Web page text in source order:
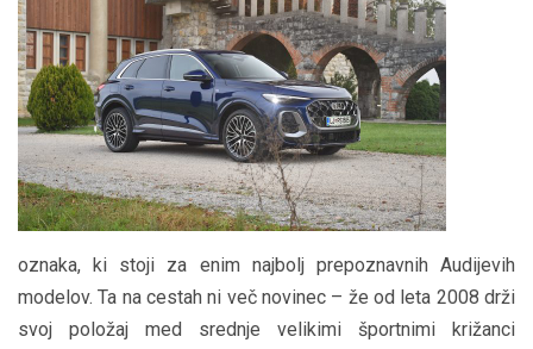
oznaka, ki stoji za enim najbolj prepoznavnih Audijevih
modelov. Ta na cestah ni več novinec – že od leta 2008 drži
svoj položaj med srednje velikimi športnimi križanci